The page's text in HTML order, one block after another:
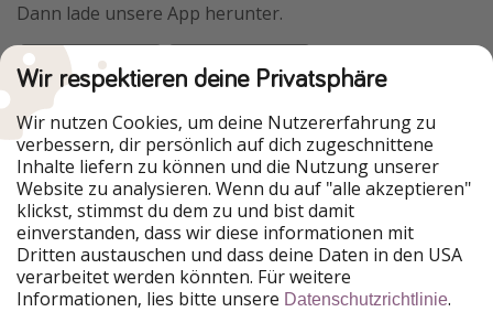
Dann lade unsere App herunter.
Urlaubspiraten ist Teil der HolidayPirates Group
Unsere Märkte
PiratinViaggio
HolidayPirates
VakantiePiraten
WakacyjniPiraci
VoyagesPirates
Ferienpiraten
Urlaubspiraten
ViajerosPiratas
TravelPirates
Wir respektieren deine Privatsphäre
Wir nutzen Cookies, um deine Nutzererfahrung zu
verbessern, dir persönlich auf dich zugeschnittene
Inhalte liefern zu können und die Nutzung unserer
Website zu analysieren. Wenn du auf "alle akzeptieren"
klickst, stimmst du dem zu und bist damit
einverstanden, dass wir diese informationen mit
Dritten austauschen und dass deine Daten in den USA
verarbeitet werden könnten. Für weitere
Informationen, lies bitte unsere Datenschutzrichtlinie.